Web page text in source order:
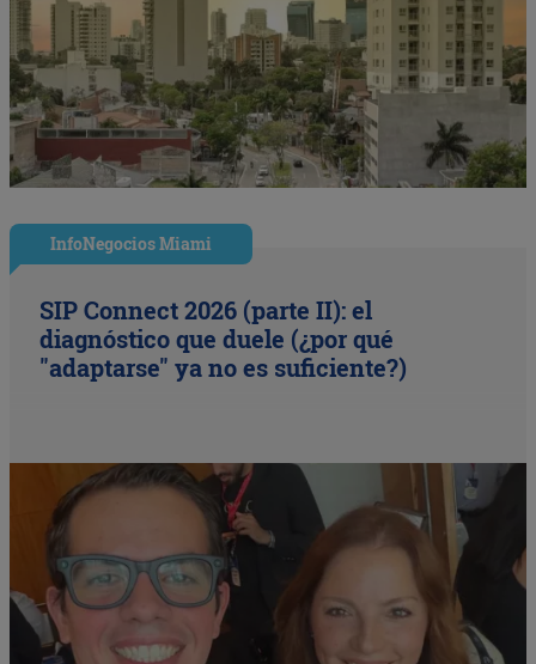
InfoNegocios Miami
SIP Connect 2026 (parte II): el
diagnóstico que duele (¿por qué
"adaptarse" ya no es suficiente?)